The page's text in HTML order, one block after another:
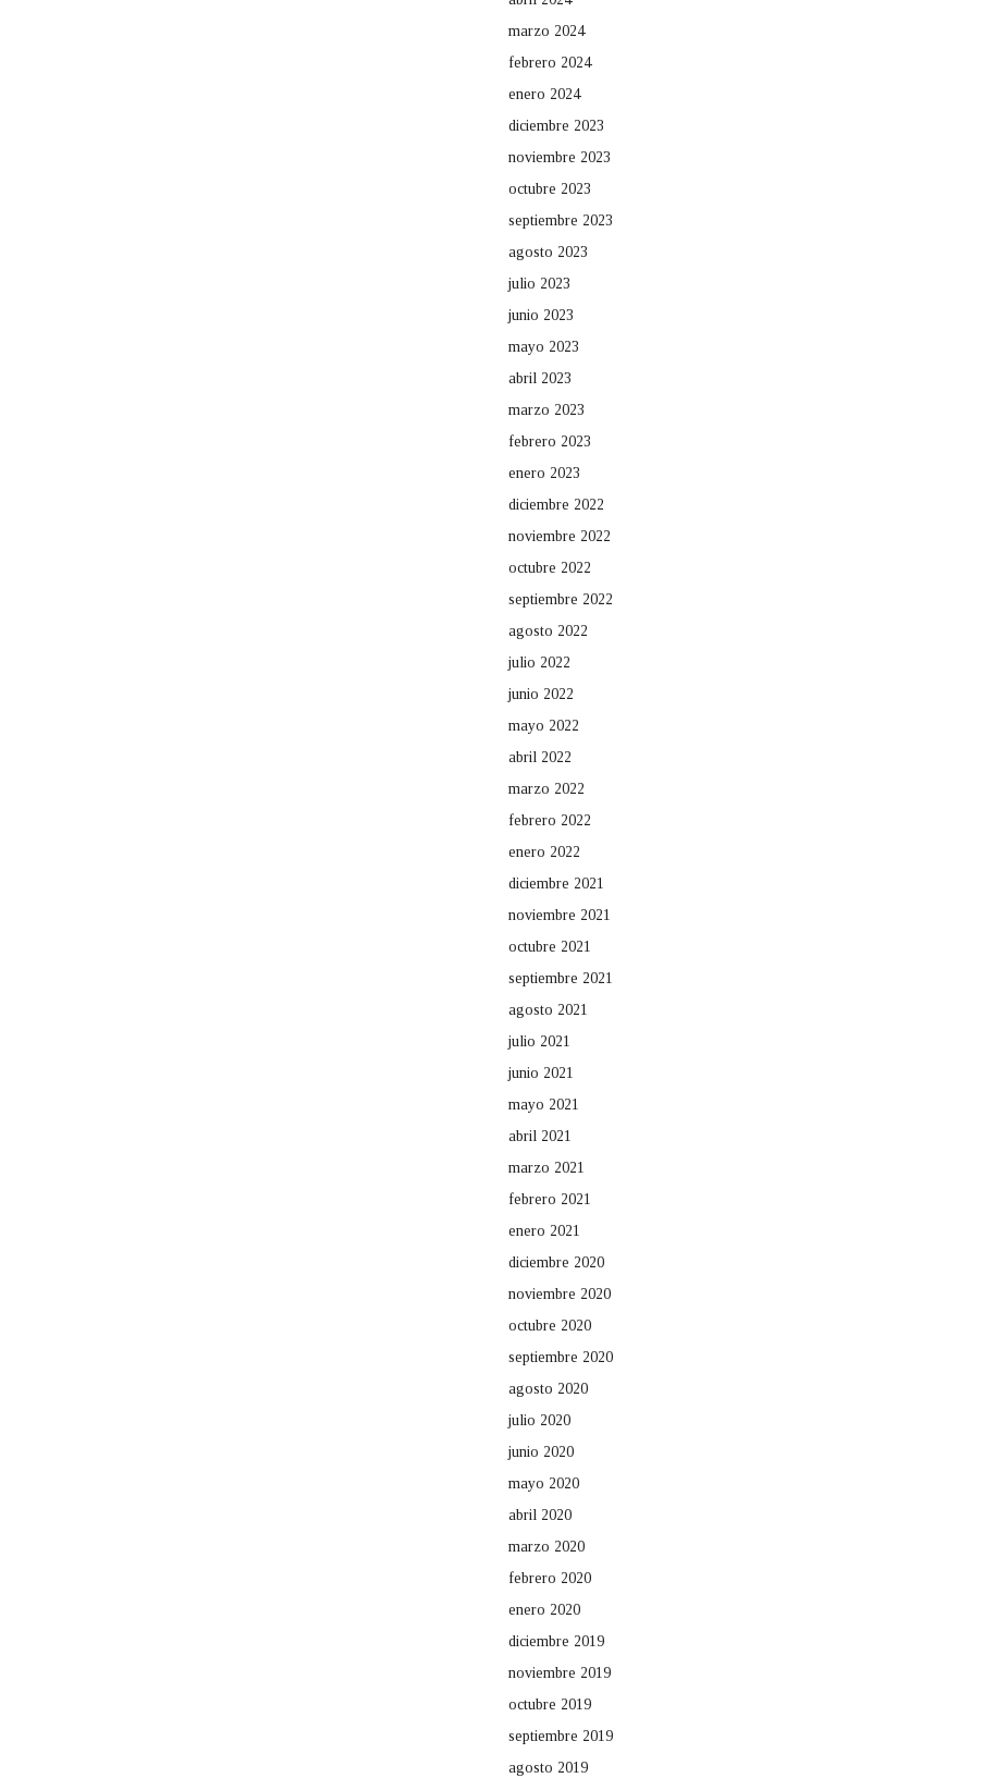
marzo 2024
febrero 2024
enero 2024
diciembre 2023
noviembre 2023
octubre 2023
septiembre 2023
agosto 2023
julio 2023
junio 2023
mayo 2023
abril 2023
marzo 2023
febrero 2023
enero 2023
diciembre 2022
noviembre 2022
octubre 2022
septiembre 2022
agosto 2022
julio 2022
junio 2022
mayo 2022
abril 2022
marzo 2022
febrero 2022
enero 2022
diciembre 2021
noviembre 2021
octubre 2021
septiembre 2021
agosto 2021
julio 2021
junio 2021
mayo 2021
abril 2021
marzo 2021
febrero 2021
enero 2021
diciembre 2020
noviembre 2020
octubre 2020
septiembre 2020
agosto 2020
julio 2020
junio 2020
mayo 2020
abril 2020
marzo 2020
febrero 2020
enero 2020
diciembre 2019
noviembre 2019
octubre 2019
septiembre 2019
agosto 2019